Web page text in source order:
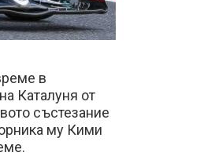
в
Каталуня от
състезание
му Кими